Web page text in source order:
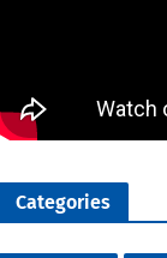
Categories